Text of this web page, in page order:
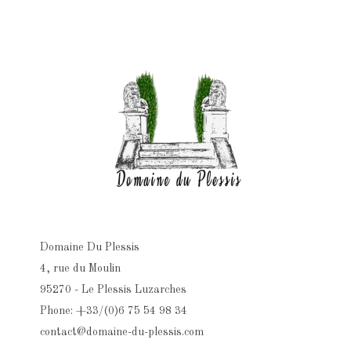
Domaine Du Plessis
4, rue du Moulin
95270 - Le Plessis Luzarches
Phone: +33/(0)6 75 54 98 34
contact@domaine-du-plessis.com